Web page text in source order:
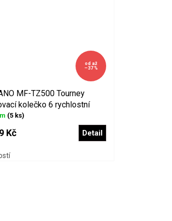
od až
–37 %
MF-TZ500 Tourney
kolečko 6 rychlostní
(5 ks)
Kč Detail